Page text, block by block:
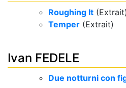
Roughing It (Extrait)
Temper (Extrait)
Ivan FEDELE
Due notturni con